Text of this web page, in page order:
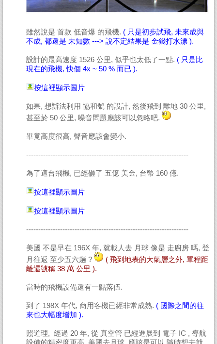
雖然說是 首款 低音爆 的飛機. ( 只是初步試飛, 未來成與
不成, 都還是 未知數 ---> 說不定結果是 金錢打水漂 ).
設計的最高速度 1526 公里, 似乎也太低了一點. ( 只是比
現在的飛機, 快個 4x ~ 50 % 而已 ).
按這裡顯示圖片
如果, 想辦法利用 協和號 的設計, 然後飛到 離地 30 公里,
甚至於 50 公里, 噪音問題應該可以忽略吧.
畢竟高度很高, 聲音應該會變小.
-------------------------------------------------------------------
為了這台飛機, 已經砸了 五億 美金, 台幣 160 億.
按這裡顯示圖片
按這裡顯示圖片
-------------------------------------------------------------------
美國 不是早在 196X 年, 就載人去 月球 像是 走廚房 嗎, 登
月往返 至少五六趟 ?
( 飛到地表的大氣層之外, 單程距
離還號稱 38 萬 公里 ).
當時的飛機設備還有一點落伍.
到了 198X 年代, 商用客機已經非常成熟. ( 國際之間的往
來也大幅度增加 ).
照道理, 經過 20 年, 從 真空管 已經進展到 電子 IC , 導航
設備的精密度更高, 美國去月球, 應該是可以 隨時想去就